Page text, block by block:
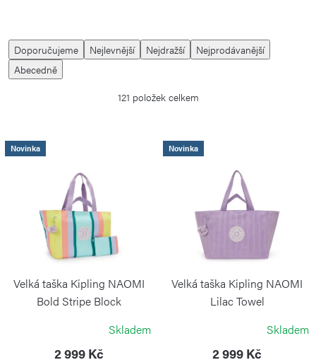
Ř
a
z
í
k
Doporučujeme Nejlevnější Nejdražší
Nejprodávanější
Abecedně
121 položek celkem
V
r
Novinka
Velká taška Kipling NAOMI
Bold Stripe Block
Skladem
2 999 Kč
Novinka
Velká taška Kipling NAOMI
Lilac Towel
Skladem
2 999 Kč